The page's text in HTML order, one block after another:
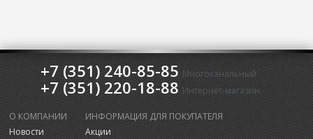
+7 (351) 240-85-85 Многоканальный
+7 (351) 220-18-88 Интернет-магазин
О КОМПАНИИ
Новости
ИНФОРМАЦИЯ ДЛЯ ПОКУПАТЕЛЯ
Акции